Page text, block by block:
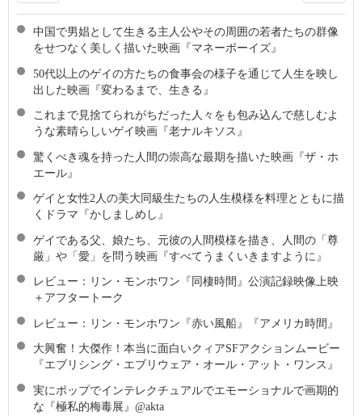
中国で男娼として生きる主人公やその周囲の若者たちの群像
をせつなく美しく描いた映画『マネーボーイズ』
50代以上のゲイの方たちの食事会の様子を通じて人生を映し
出した映画『変わるまで、生きる』
これまで見捨てられがちだった人々をも包み込んで慈しむよ
うな素晴らしいゲイ映画『老ナルキソス』
驚くべき魂を持った人間の崇高な最期を描いた映画『ザ・ホ
エール』
ゲイと女性2人の美大同級生たちの人生模様を料理とともに描
くドラマ『かしましめし』
ゲイである父、娘たち、元彼の人間模様を描き、人間の「尊
厳」や「愛」を問う映画『すべてうまくいきますように』
レビュー：リン・モンホワン『同棲時間』公演記録映像上映
＋アフタートーク
レビュー：リン・モンホワン『赤い風船』『アメリカ時間』
大興奮！大傑作！本当に面白いクィアSFアクションムービー
『エブリシング・エブリウェア・オール・アット・ワンス』
実にポップでインテレクチュアルでエモーショナルで画期的
な『極私的梅毒展』@akta